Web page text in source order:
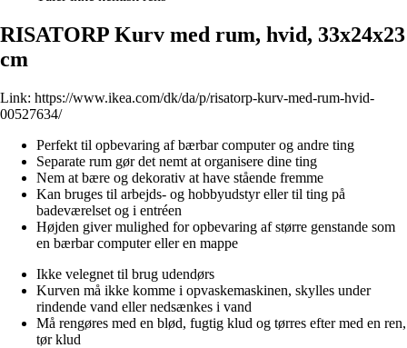
RISATORP Kurv med rum, hvid, 33x24x23
cm
Link: https://www.ikea.com/dk/da/p/risatorp-kurv-med-rum-hvid-
00527634/
Perfekt til opbevaring af bærbar computer og andre ting
Separate rum gør det nemt at organisere dine ting
Nem at bære og dekorativ at have stående fremme
Kan bruges til arbejds- og hobbyudstyr eller til ting på
badeværelset og i entréen
Højden giver mulighed for opbevaring af større genstande som
en bærbar computer eller en mappe
Ikke velegnet til brug udendørs
Kurven må ikke komme i opvaskemaskinen, skylles under
rindende vand eller nedsænkes i vand
Må rengøres med en blød, fugtig klud og tørres efter med en ren,
tør klud